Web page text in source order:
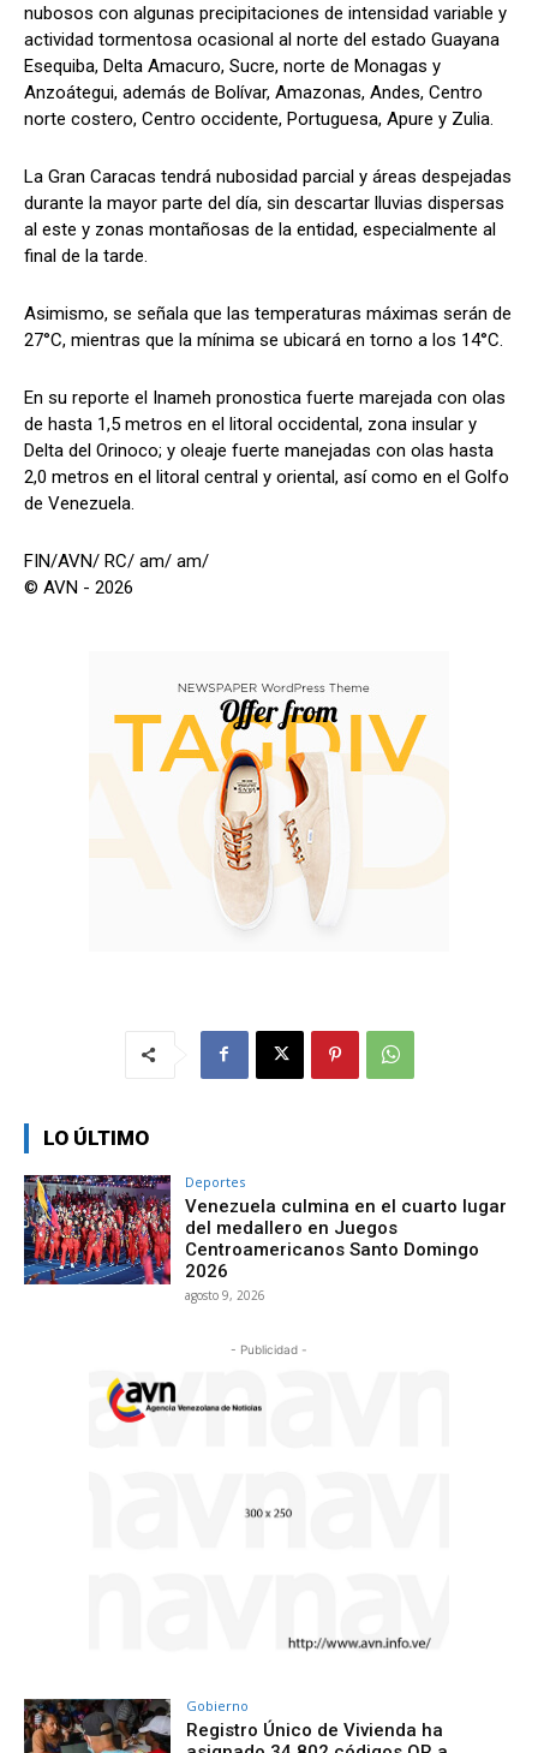
nubosos con algunas precipitaciones de intensidad variable y
actividad tormentosa ocasional al norte del estado Guayana
Esequiba, Delta Amacuro, Sucre, norte de Monagas y
Anzoátegui, además de Bolívar, Amazonas, Andes, Centro
norte costero, Centro occidente, Portuguesa, Apure y Zulia.
La Gran Caracas tendrá nubosidad parcial y áreas despejadas
durante la mayor parte del día, sin descartar lluvias dispersas
al este y zonas montañosas de la entidad, especialmente al
final de la tarde.
Asimismo, se señala que las temperaturas máximas serán de
27°C, mientras que la mínima se ubicará en torno a los 14°C.
En su reporte el Inameh pronostica fuerte marejada con olas
de hasta 1,5 metros en el litoral occidental, zona insular y
Delta del Orinoco; y oleaje fuerte manejadas con olas hasta
2,0 metros en el litoral central y oriental, así como en el Golfo
de Venezuela.
FIN/AVN/ RC/ am/ am/
© AVN - 2026
LO ÚLTIMO
Deportes
Venezuela culmina en el cuarto lugar
del medallero en Juegos
Centroamericanos Santo Domingo
2026
agosto 9, 2026
- Publicidad -
Gobierno
Registro Único de Vivienda ha